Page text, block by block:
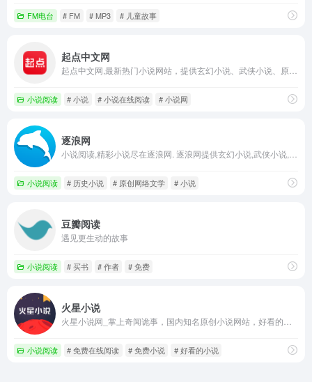
FM电台 # FM # MP3 # 儿童故事
起点中文网
小说阅读 # 小说 # 小说在线阅读 # 小说网
逐浪网
小说阅读 # 历史小说 # 原创网络文学 # 小说
豆瓣阅读
遇见更生动的故事
小说阅读 # 买书 # 作者 # 免费
火星小说
小说阅读 # 免费在线阅读 # 免费小说 # 好看的小说